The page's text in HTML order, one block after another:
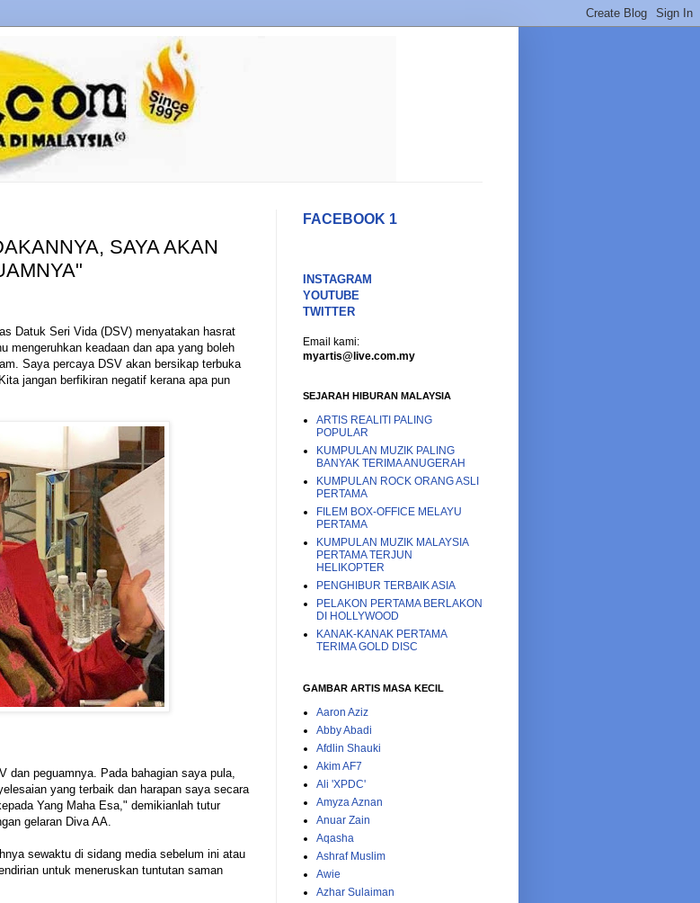
SAYA AKAN
Datuk Seri Vida (DSV) menyatakan hasrat
mengeruhkan keadaan dan apa yang boleh
Saya percaya DSV akan bersikap terbuka
jangan berfikiran negatif kerana apa pun
peguamnya. Pada bahagian saya pula,
yang terbaik dan harapan saya secara
Yang Maha Esa," demikianlah tutur
gelaran Diva AA.
sewaktu di sidang media sebelum ini atau
untuk meneruskan tuntutan saman
FACEBOOK 1
INSTAGRAM
YOUTUBE
TWITTER
Email kami:
myartis@live.com.my
SEJARAH HIBURAN MALAYSIA
ARTIS REALITI PALING
POPULAR
KUMPULAN MUZIK PALING
BANYAK TERIMA ANUGERAH
KUMPULAN ROCK ORANG ASLI
PERTAMA
FILEM BOX-OFFICE MELAYU
PERTAMA
KUMPULAN MUZIK MALAYSIA
PERTAMA TERJUN
HELIKOPTER
PENGHIBUR TERBAIK ASIA
PELAKON PERTAMA BERLAKON
DI HOLLYWOOD
KANAK-KANAK PERTAMA
TERIMA GOLD DISC
GAMBAR ARTIS MASA KECIL
Aaron Aziz
Abby Abadi
Afdlin Shauki
Akim AF7
Ali 'XPDC'
Amyza Aznan
Anuar Zain
Aqasha
Ashraf Muslim
Awie
Azhar Sulaiman